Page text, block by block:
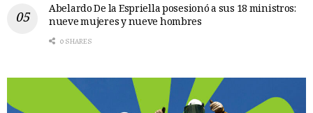
Abelardo De la Espriella posesionó a sus 18 ministros:
nueve mujeres y nueve hombres
0 SHARES